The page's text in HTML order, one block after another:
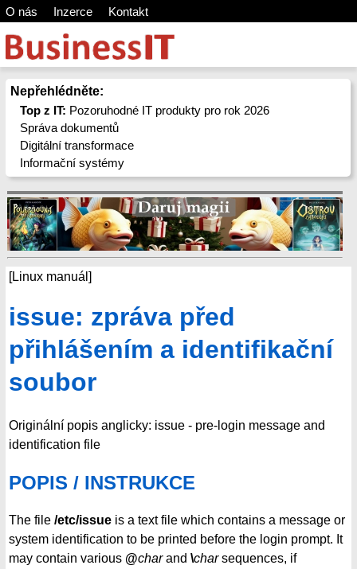
O nás Inzerce Kontakt
Nepřehlédněte:
Top z IT: Pozoruhodné IT produkty pro rok 2026
Správa dokumentů
Digitální transformace
Informační systémy
[Linux manuál]
issue: zpráva před
přihlášením a identifikační
soubor
Originální popis anglicky: issue - pre-login message and
identification file
POPIS / INSTRUKCE
The file /etc/issue is a text file which contains a message or
system identification to be printed before the login prompt. It
may contain various @charand \charsequences, if